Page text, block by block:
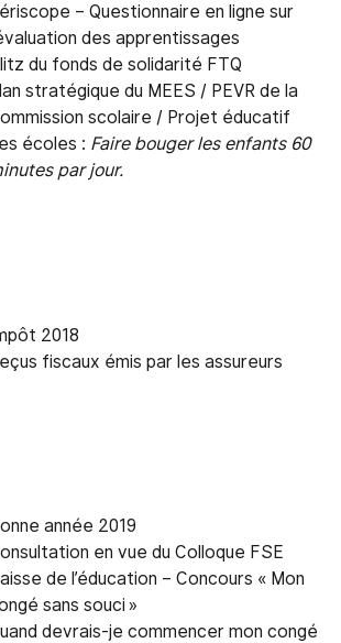
– Questionnaire en ligne sur
des apprentissages
du fonds de solidarité FTQ
stratégique du MEES / PEVR de la
scolaire / Projet éducatif
écoles : Faire bouger les enfants 60
par jour.
2018
fiscaux émis par les assureurs
année 2019
en vue du Colloque FSE
de l’éducation – Concours « Mon
sans souci »
devrais-je commencer mon congé